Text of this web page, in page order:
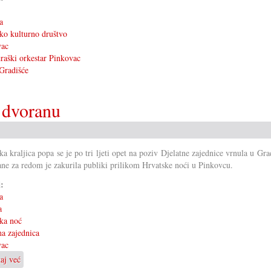
kulturno društvo
orkestar Pinkovac
kraljica popa se je po tri ljeti opet na poziv Djelatne zajednice vrnula u
za redom je zakurila publiki prilikom Hrvatske noći u Pinkovcu.
noć
zajednica
već